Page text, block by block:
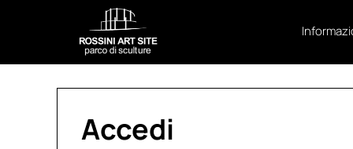
Accedi